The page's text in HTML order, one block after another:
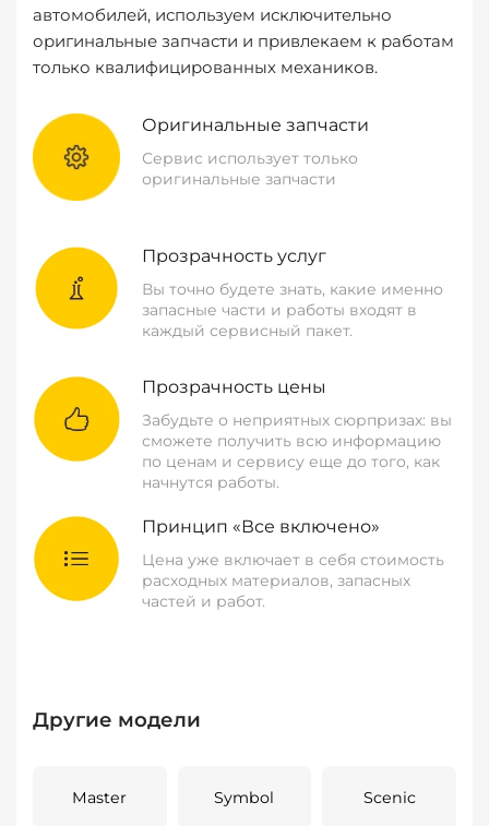
автомобилей, используем исключительно
оригинальные запчасти и привлекаем к работам
только квалифицированных механиков.
Оригинальные запчасти
Сервис использует только
оригинальные запчасти
Прозрачность услуг
Вы точно будете знать, какие именно
запасные части и работы входят в
каждый сервисный пакет.
Прозрачность цены
Забудьте о неприятных сюрпризах: вы
сможете получить всю информацию
по ценам и сервису еще до того, как
начнутся работы.
Принцип «Все включено»
Цена уже включает в себя стоимость
расходных материалов, запасных
частей и работ.
Другие модели
Master Symbol Scenic